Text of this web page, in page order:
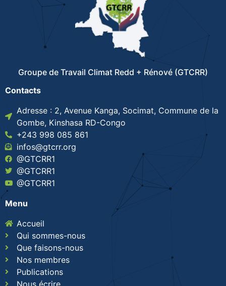
Groupe de Travail Climat Redd + Rénové (GTCRR)
Contacts
Adresse : 2, Avenue Kanga, Socimat, Commune de la
Gombe, Kinshasa RD-Congo
+243 998 085 861
infos@gtcrr.org
@GTCRR1
@GTCRR1
@GTCRR1
Menu
Accueil
Qui sommes-nous
Que faisons-nous
Nos membres
Publications